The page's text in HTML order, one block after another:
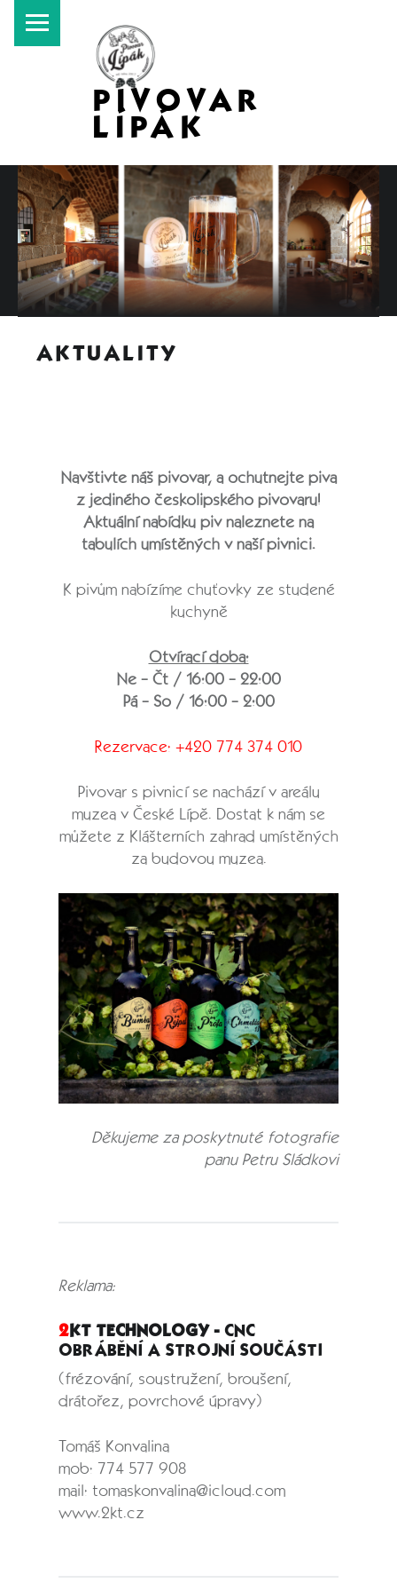
PIVOVAR
LÍPÁK
SITE BANNER
AKTUALITY
Navštivte náš pivovar, a ochutnejte piva
z jediného českolipského pivovaru!
Aktuální nabídku piv naleznete na
tabulích umístěných v naší pivnici.
K pivům nabízíme chuťovky ze studené
kuchyně
Otvírací doba:
Ne - Čt / 16:00 - 22:00
Pá - So / 16:00 - 2:00
Rezervace: +420 774 374 010
Pivovar s pivnicí se nachází v areálu
muzea v České Lípě. Dostat k nám se
můžete z Klášterních zahrad umístěných
za budovou muzea.
Děkujeme za poskytnuté fotografie
panu Petru Sládkovi
Reklama:
2KT TECHNOLOGY - CNC
OBRÁBĚNÍ A STROJNÍ SOUČÁSTI
(frézování, soustružení, broušení,
drátořez, povrchové úpravy)
Tomáš Konvalina
mob: 774 577 908
mail: tomaskonvalina@icloud.com
www.2kt.cz